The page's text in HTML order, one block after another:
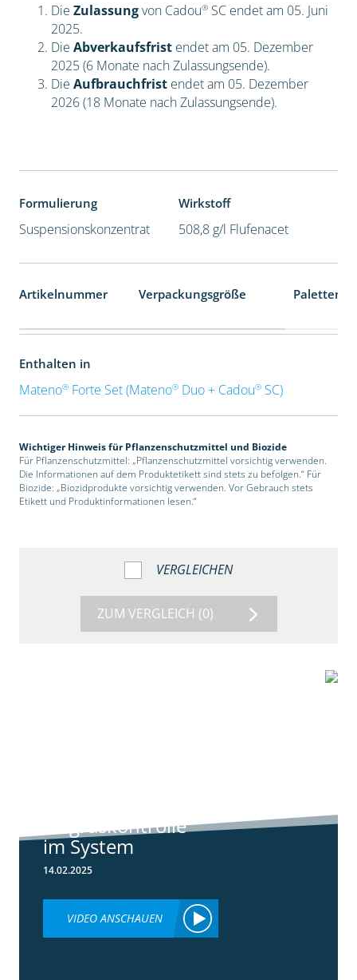
Die Zulassungvon Cadou®SC endet am 05. Juni
2025.
Die Abverkaufsfristendet am 05. Dezember
2025 (6 Monate nach Zulassungsende).
Die Aufbrauchfristendet am 05. Dezember
2026 (18 Monate nach Zulassungsende).
Formulierung
Suspensionskonzentrat
Wirkstoff
508,8 g/l Flufenacet
Artikelnummer Verpackungsgröße
Enthalten in
Mateno®Forte Set (Mateno®Duo + Cadou®SC)
Wichtiger Hinweis für Pflanzenschutzmittel und Biozide
Für Pflanzenschutzmittel: „Pflanzenschutzmittel vorsichtig verwenden.
Die Informationen auf dem Produktetikett sind stets zu befolgen.“ Für
Biozide: „Biozidprodukte vorsichtig verwenden. Vor Gebrauch stets
Etikett und Produktinformationen lesen.“
VERGLEICHEN
ZUM VERGLEICH (0)
Ungraskontrolle
im System
14.02.2025
VIDEO ANSCHAUEN